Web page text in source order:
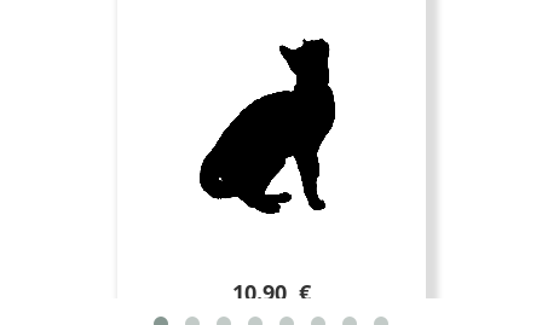
10.90 €